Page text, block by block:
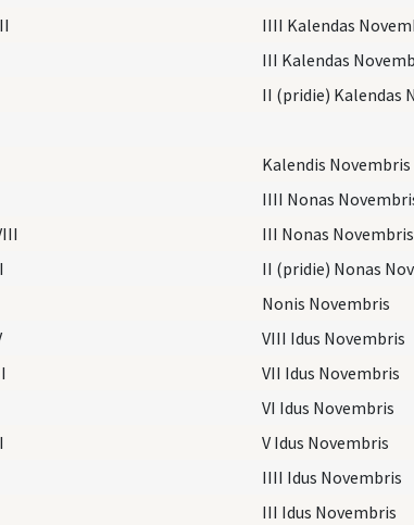
IIII Kalendas
III Kalendas
II (pridie) Kalendas
Kalendis Novembris
IIII Nonas
III Nonas Novembris
II (pridie) Nonas
Nonis Novembris
VIII Idus Novembris
VII Idus Novembris
VI Idus Novembris
V Idus Novembris
IIII Idus Novembris
III Idus Novembris